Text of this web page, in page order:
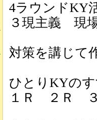
4ラウンドKY
３現主義 現
対策を講じて
ひとりKYの
１Ｒ ２Ｒ